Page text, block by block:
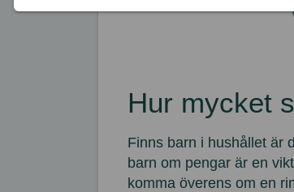
Hur mycket
Finns barn i hushållet är
barn om pengar är en
komma överens om en